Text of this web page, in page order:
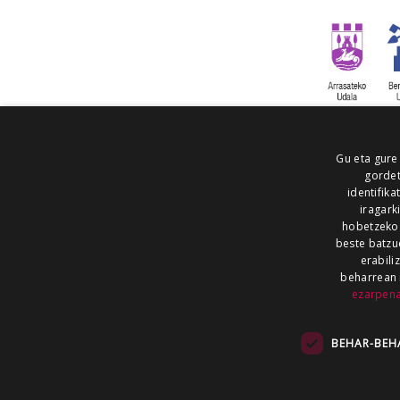
ALEA
NOAUA
Gu eta
hobetzeko.
beste
beharrean
BEHAR-